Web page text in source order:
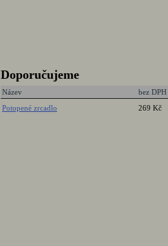
Doporučujeme
Název
bez DPH
Potopené zrcadlo
269 Kč